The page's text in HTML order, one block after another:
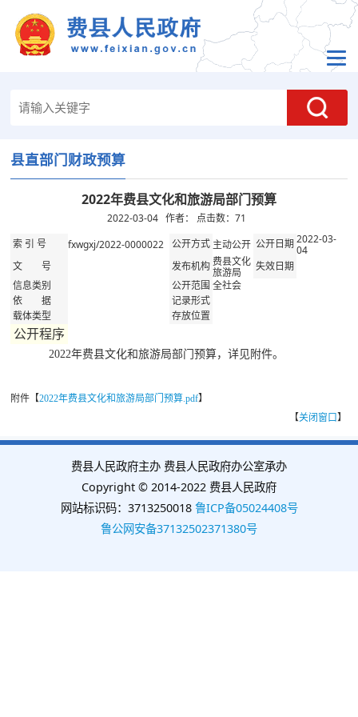
县直部门财政预算
2022年费县文化和旅游局部门预算
2022-03-04 作者： 点击数： 71
索 引 号 fxwgxj/2022-0000022 公开方式 主动公开 公开日期2022-03-
04
文 号 发布机构费县文化
旅游局
失效日期
信息类别
公开范围全社会
依 据
记录形式
载体类型
存放位置
公开程序
2022年费县文化和旅游局部门预算，详见附件。
附件【2022年费县文化和旅游局部门预算.pdf】
【关闭窗口】
费县人民政府主办 费县人民政府办公室承办
Copyright © 2014-2022 费县人民政府
网站标识码：3713250018 鲁ICP备05024408号
鲁公网安备37132502371380号